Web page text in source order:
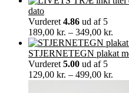
60,00
dato
Vurderet4.86 ud af 5
189,00 kr. – 349,00 kr.
til
STJERNETEGN plakat
Vurderet5.00 ud af 5
129,00 kr. – 499,00 kr.